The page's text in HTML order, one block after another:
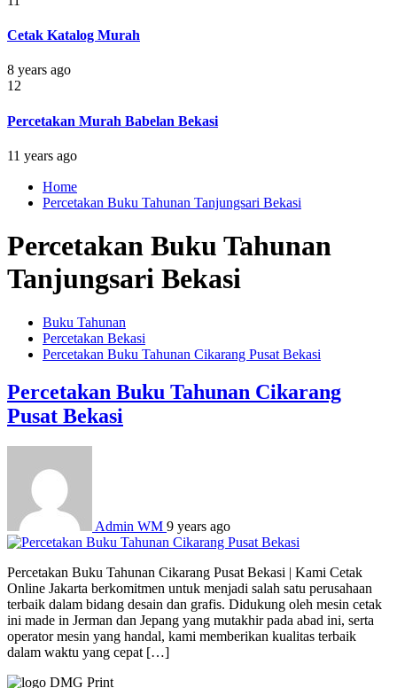
Cetak Katalog Murah
8 years ago
12
Percetakan Murah Babelan Bekasi
11 years ago
Home
Percetakan Buku Tahunan Tanjungsari Bekasi
Percetakan Buku Tahunan
Tanjungsari Bekasi
Buku Tahunan
Percetakan Bekasi
Percetakan Buku Tahunan Cikarang Pusat Bekasi
Percetakan Buku Tahunan Cikarang
Pusat Bekasi
Admin WM 9 years ago
Percetakan Buku Tahunan Cikarang Pusat Bekasi | Kami Cetak
Online Jakarta berkomitmen untuk menjadi salah satu perusahaan
terbaik dalam bidang desain dan grafis. Didukung oleh mesin cetak
ini made in Jerman dan Jepang yang mutakhir pada abad ini, serta
operator mesin yang handal, kami memberikan kualitas terbaik
dalam waktu yang cepat […]